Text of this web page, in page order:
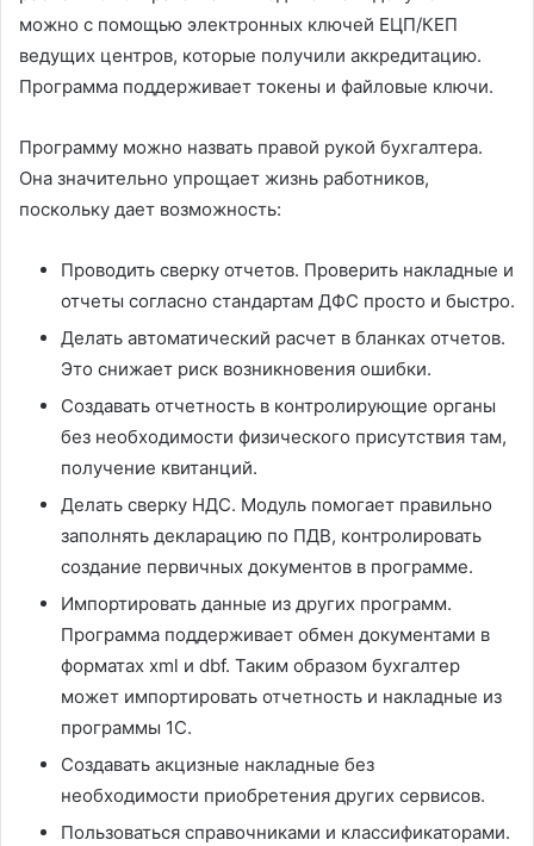
можно с помощью электронных ключей ЕЦП/КЕП
ведущих центров, которые получили аккредитацию.
Программа поддерживает токены и файловые ключи.
Программу можно назвать правой рукой бухгалтера.
Она значительно упрощает жизнь работников,
поскольку дает возможность:
Проводить сверку отчетов. Проверить накладные и
отчеты согласно стандартам ДФС просто и быстро.
Делать автоматический расчет в бланках отчетов.
Это снижает риск возникновения ошибки.
Создавать отчетность в контролирующие органы
без необходимости физического присутствия там,
получение квитанций.
Делать сверку НДС. Модуль помогает правильно
заполнять декларацию по ПДВ, контролировать
создание первичных документов в программе.
Импортировать данные из других программ.
Программа поддерживает обмен документами в
форматах xml и dbf. Таким образом бухгалтер
может импортировать отчетность и накладные из
программы 1С.
Создавать акцизные накладные без
необходимости приобретения других сервисов.
Пользоваться справочниками и классификаторами.